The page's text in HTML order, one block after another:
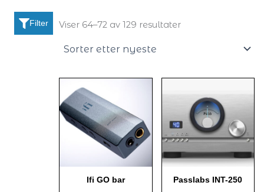
Filter Viser 64–72 av 129 resultateretter
Ifi GO bar
Passlabs INT-250